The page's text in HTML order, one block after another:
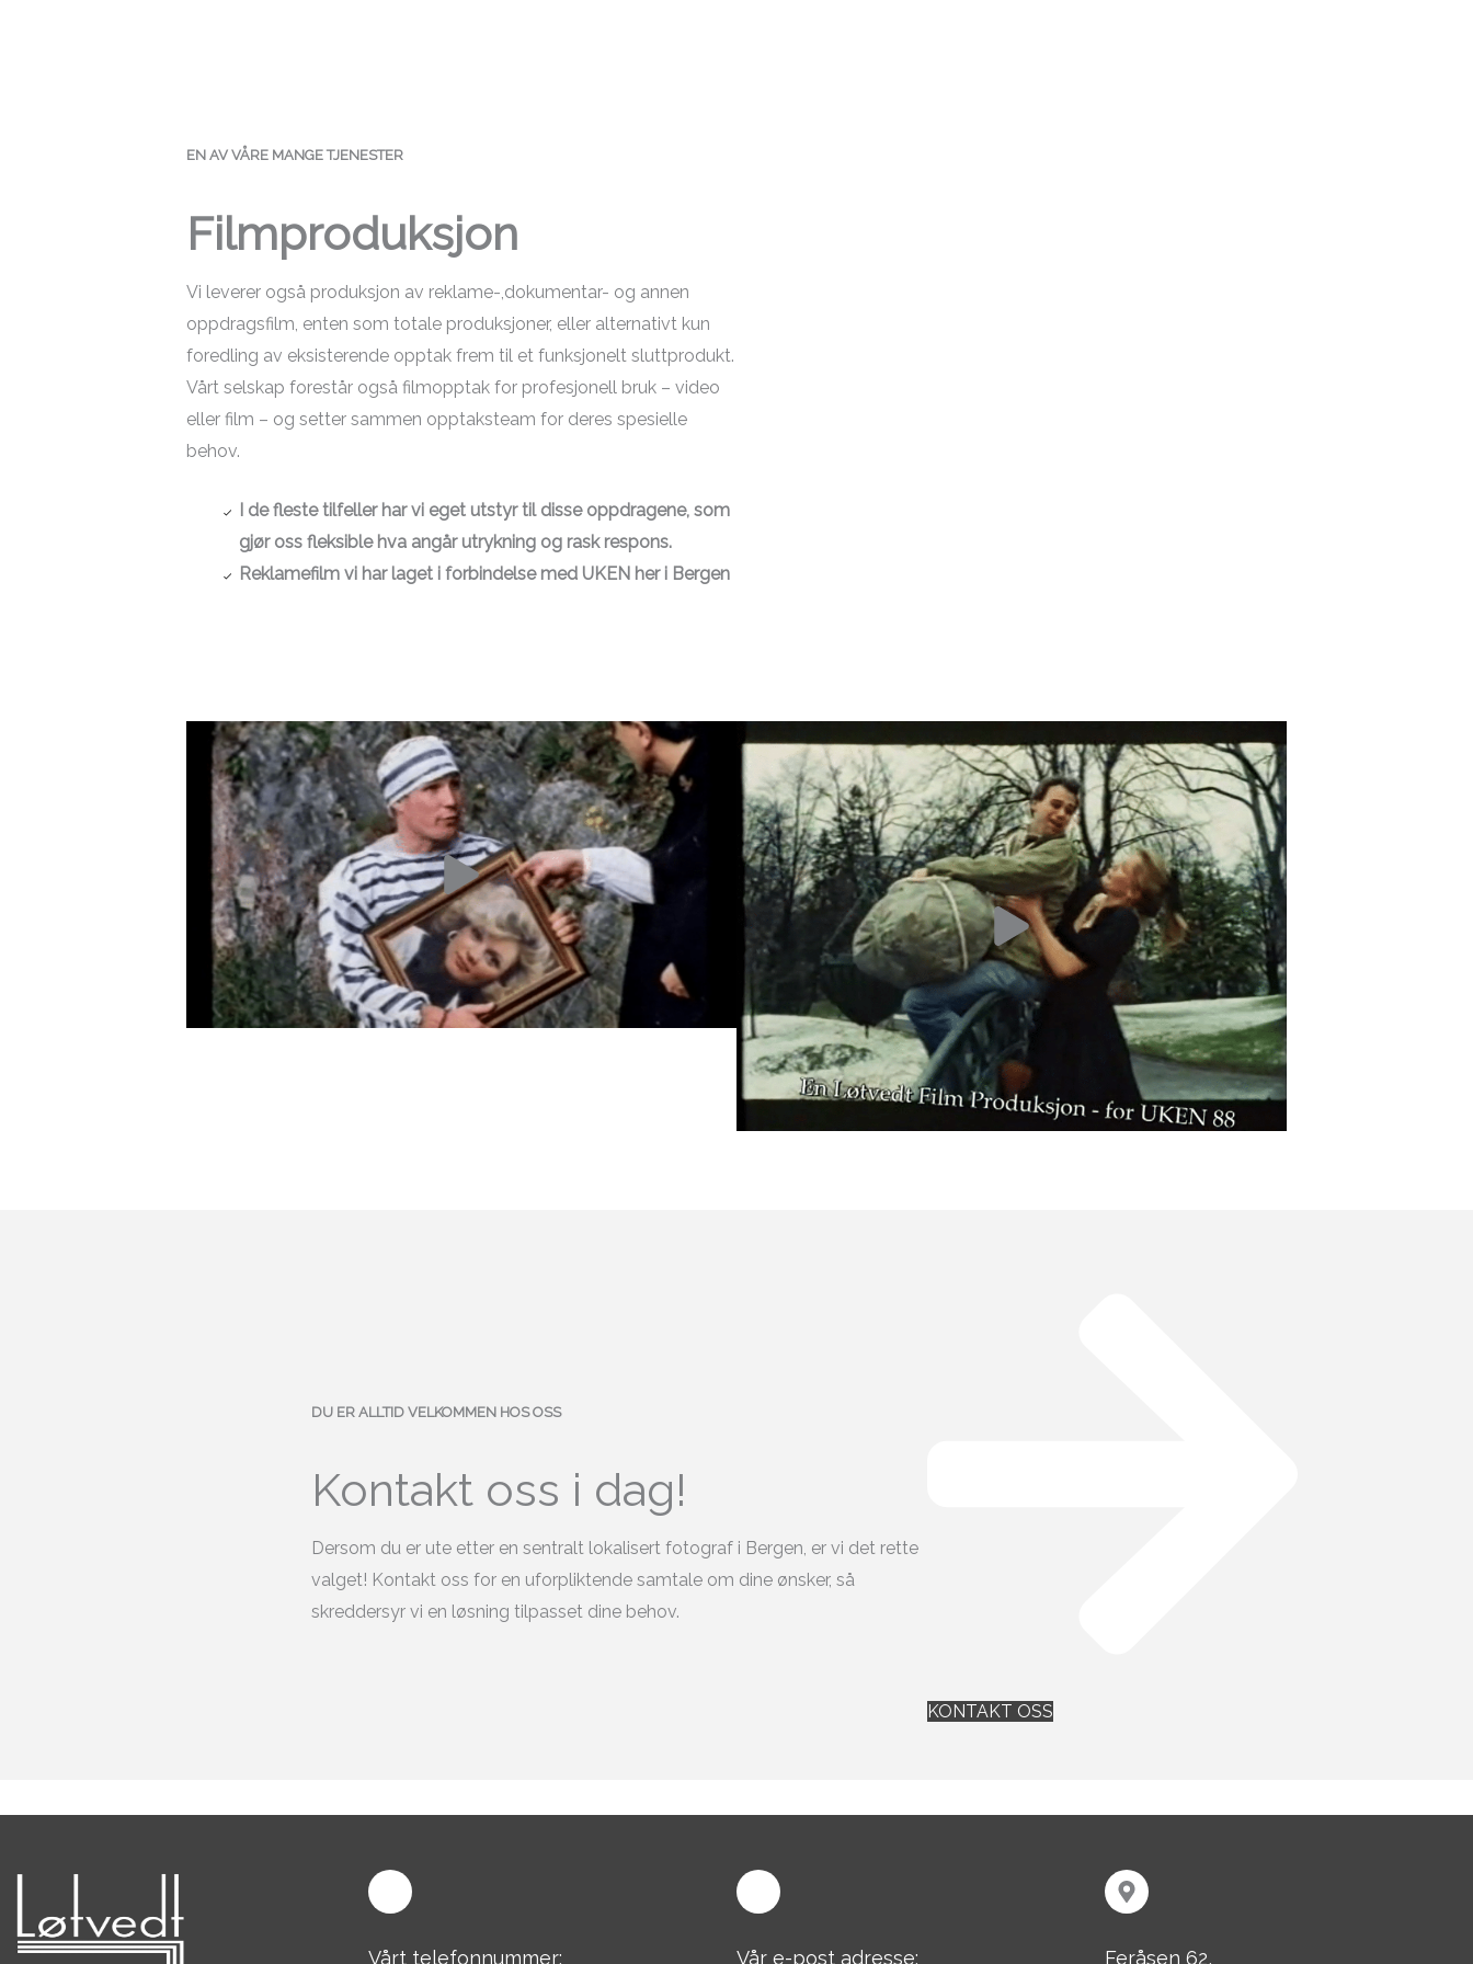
EN AV VÅRE MANGE TJENESTER
Filmproduksjon
Vi leverer også produksjon av reklame-,dokumentar- og annen
oppdragsfilm, enten som totale produksjoner, eller alternativt kun
foredling av eksisterende opptak frem til et funksjonelt sluttprodukt.
Vårt selskap forestår også filmopptak for profesjonell bruk – video
eller film – og setter sammen opptaksteam for deres spesielle
behov.
I de fleste tilfeller har vi eget utstyr til disse oppdragene, som
gjør oss fleksible hva angår utrykning og rask respons.
Reklamefilm vi har laget i forbindelse med UKEN her i Bergen
DU ER ALLTID VELKOMMEN HOS OSS
Kontakt oss i dag!
Dersom du er ute etter en sentralt lokalisert fotograf i Bergen, er vi det rette
valget! Kontakt oss for en uforpliktende samtale om dine ønsker, så
skreddersyr vi en løsning tilpasset dine behov.
KONTAKT OSS
Vårt telefonnummer: Vår e-post adresse: Feråsen 62,